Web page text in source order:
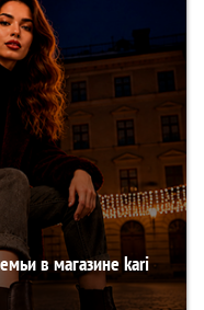
в магазине kari